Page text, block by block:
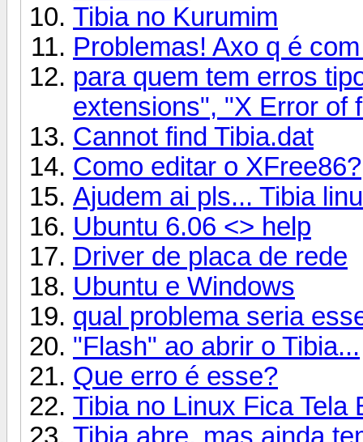
Tibia no Kurumim
Problemas! Axo q é
para quem tem erros
extensions", "X Error of
Cannot find Tibia.dat
Como editar o XFree86?
Ajudem ai pls... Tibia
Ubuntu 6.06 <> help
Driver de placa de rede
Ubuntu e Windows
qual problema seria
"Flash" ao abrir o Tibia...
Que erro é esse?
Tibia no Linux Fica Tela
Tibia abre, mas ainda